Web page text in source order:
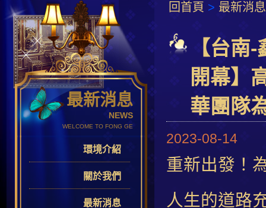
最新消息
NEWS
WELCOME TO FONG GE
環境介紹
關於我們
最新消息
回首頁 > 最新消息
【台南
開幕】
華團隊
2023-08-14
重新出發！
人生的道路